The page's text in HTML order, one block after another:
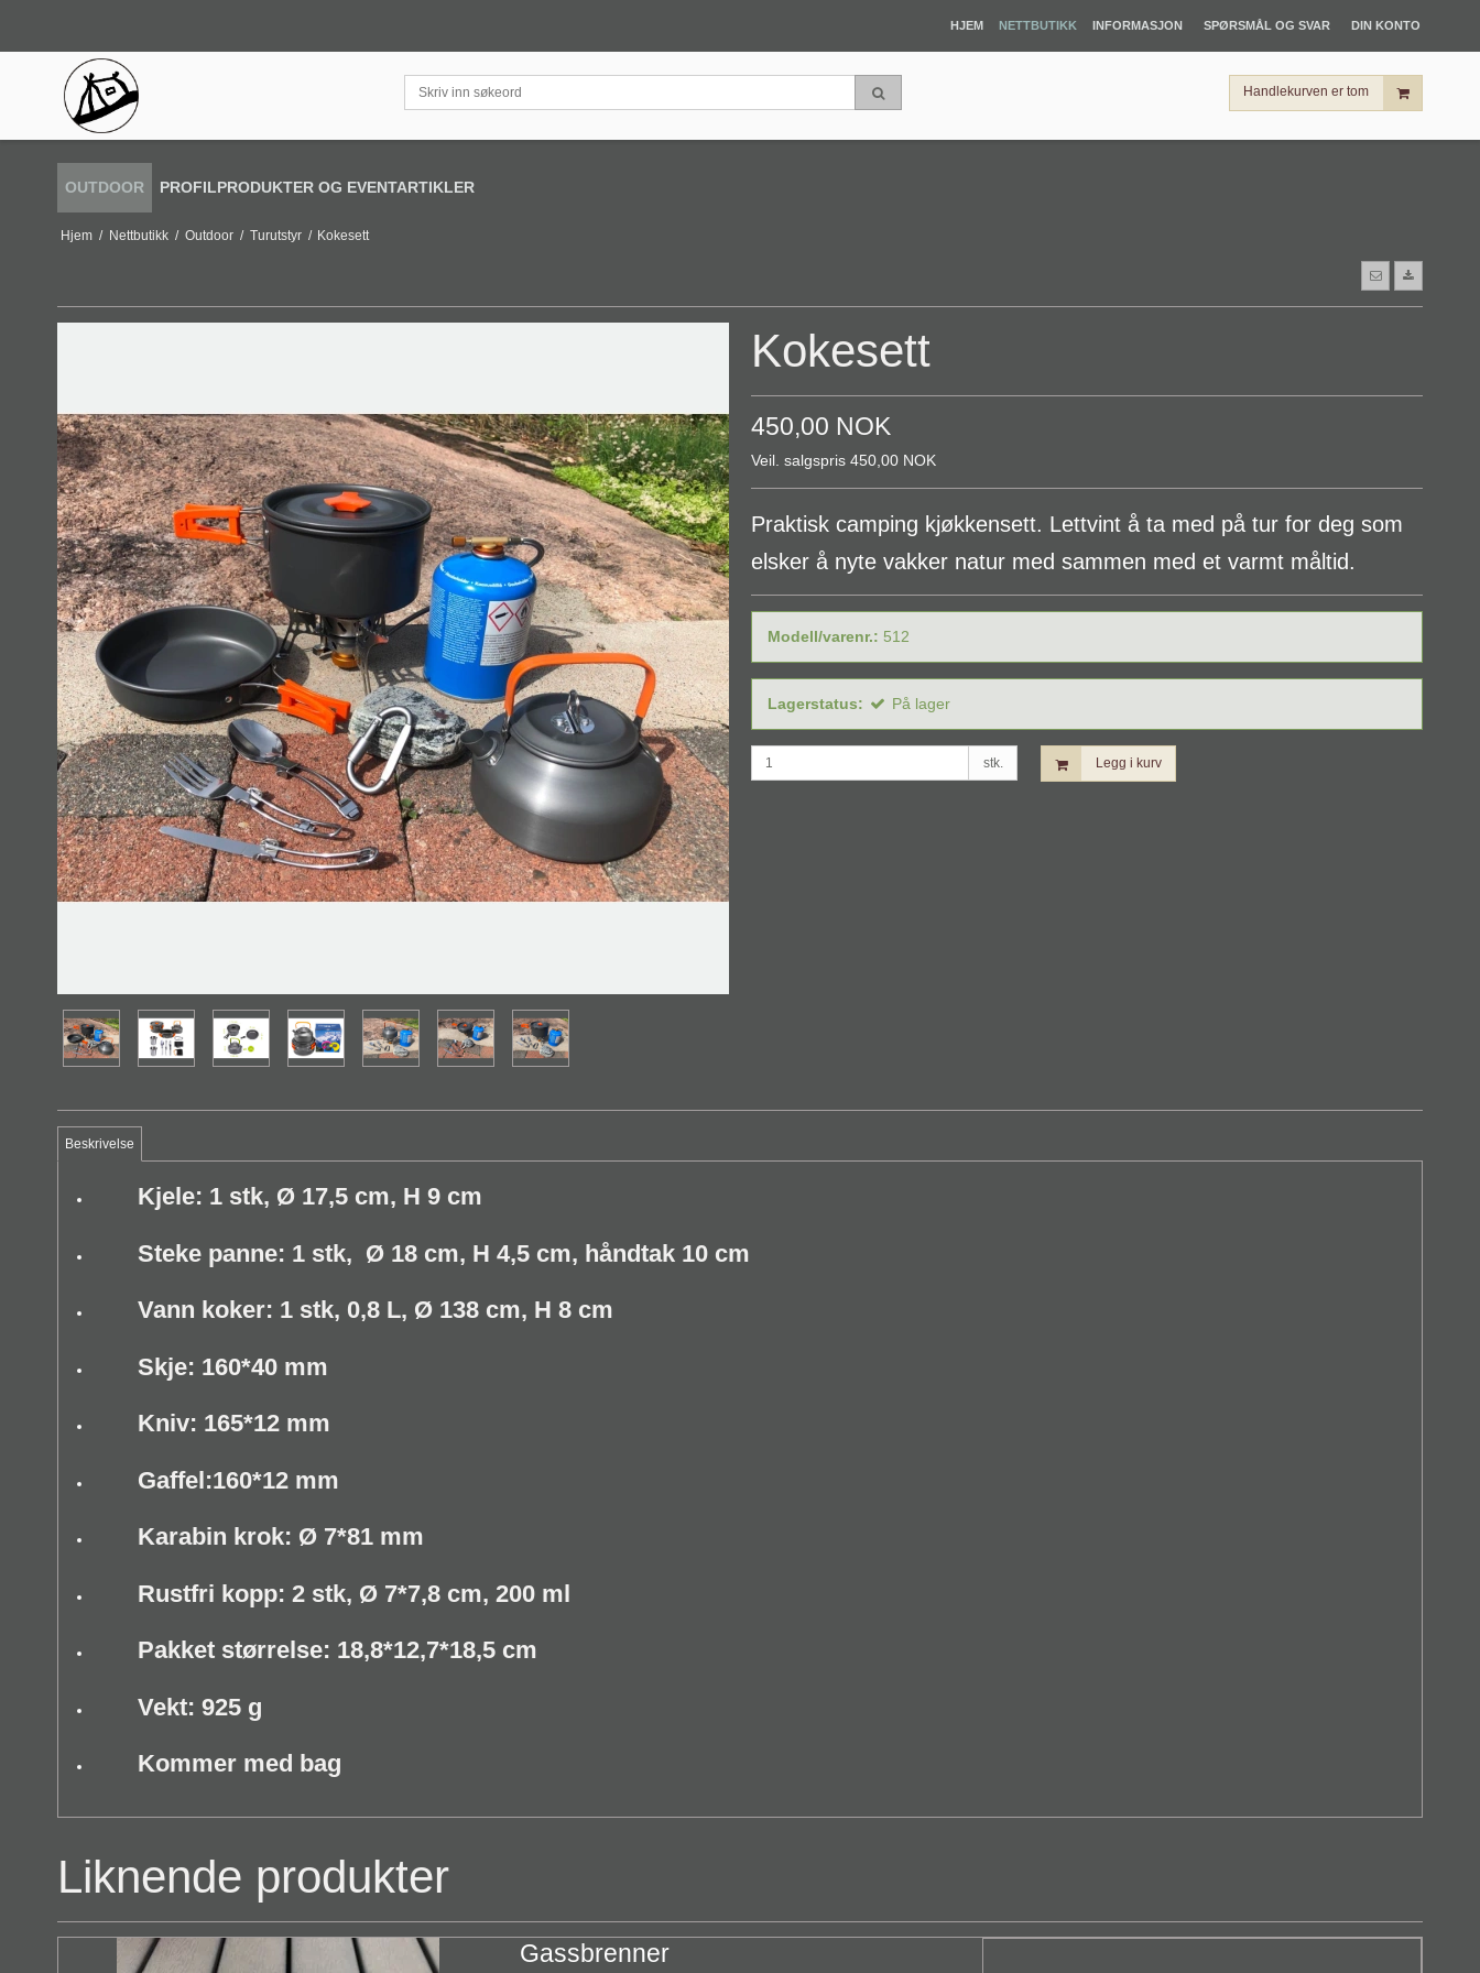
HJEM NETTBUTIKK INFORMASJON SPØRSMÅL OG SVAR DIN KONTO
Handlekurven er tom
OUTDOOR PROFILPRODUKTER OG EVENTARTIKLER
Hjem / Nettbutikk / Outdoor / Turutstyr / Kokesett
Kokesett
450,00 NOK
Veil. salgspris 450,00 NOK
Praktisk camping kjøkkensett. Lettvint å ta med på tur for deg som
elsker å nyte vakker natur med sammen med et varmt måltid.
Modell/varenr.: 512
Lagerstatus: På lager
stk. Legg i kurv
Beskrivelse
Kjele: 1 stk, Ø 17,5 cm, H 9 cm
Steke panne: 1 stk, Ø 18 cm, H 4,5 cm, håndtak 10 cm
Vann koker: 1 stk, 0,8 L, Ø 138 cm, H 8 cm
Skje: 160*40 mm
Kniv: 165*12 mm
Gaffel:160*12 mm
Karabin krok: Ø 7*81 mm
Rustfri kopp: 2 stk, Ø 7*7,8 cm, 200 ml
Pakket størrelse: 18,8*12,7*18,5 cm
Vekt: 925 g
Kommer med bag
Liknende produkter
Gassbrenner